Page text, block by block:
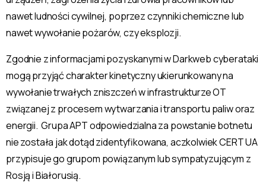
nawet ludności cywilnej, poprzez czynniki chemiczne lub
nawet wywołanie pożarów, czy eksplozji.
Zgodnie z informacjami pozyskanymi w Darkweb cyberataki
mogą przyjąć charakter kinetyczny ukierunkowany na
wywołanie trwałych zniszczeń w infrastrukturze OT
związanej z procesem wytwarzania i transportu paliw oraz
energii. Grupa APT odpowiedzialna za powstanie botnetu
nie została jak dotąd zidentyfikowana, aczkolwiek CERT UA
przypisuje go grupom powiązanym lub sympatyzującym z
Rosją i Białorusią.